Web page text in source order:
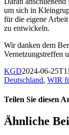
um sich in
für die eigene
zu entwickeln.
Wir danken dem
Vernetzungstreffen
KGD2024-06-
Deutschland, WIR
Teilen Sie diesen
Facebook
X
WhatsApp
Pinterest
E-
Mail
Ähnliche